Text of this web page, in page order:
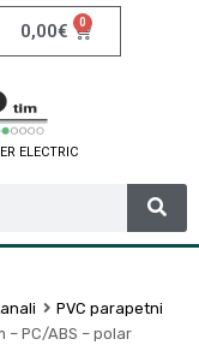
0,00€ 0
ER ELECTRIC
PVC parapetni
– PC/ABS – polar